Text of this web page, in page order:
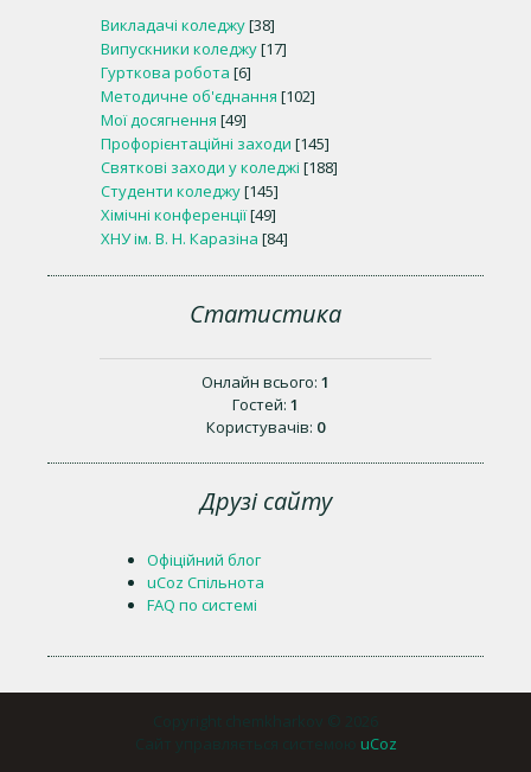
Викладачі коледжу[38]
Випускники коледжу[17]
Гурткова робота [6]
Методичне об'єднання [102]
Мої досягнення [49]
Профорієнтаційні заходи [145]
Святкові заходи у коледжі [188]
Студенти коледжу[145]
Хімічні конференції[49]
ХНУ ім. В. Н. Каразіна [84]
Статистика
Онлайн всього: 1
Гостей: 1
Користувачів: 0
Друзі сайту
Офіційний блог
uCoz Спільнота
FAQ по системі
uCoz